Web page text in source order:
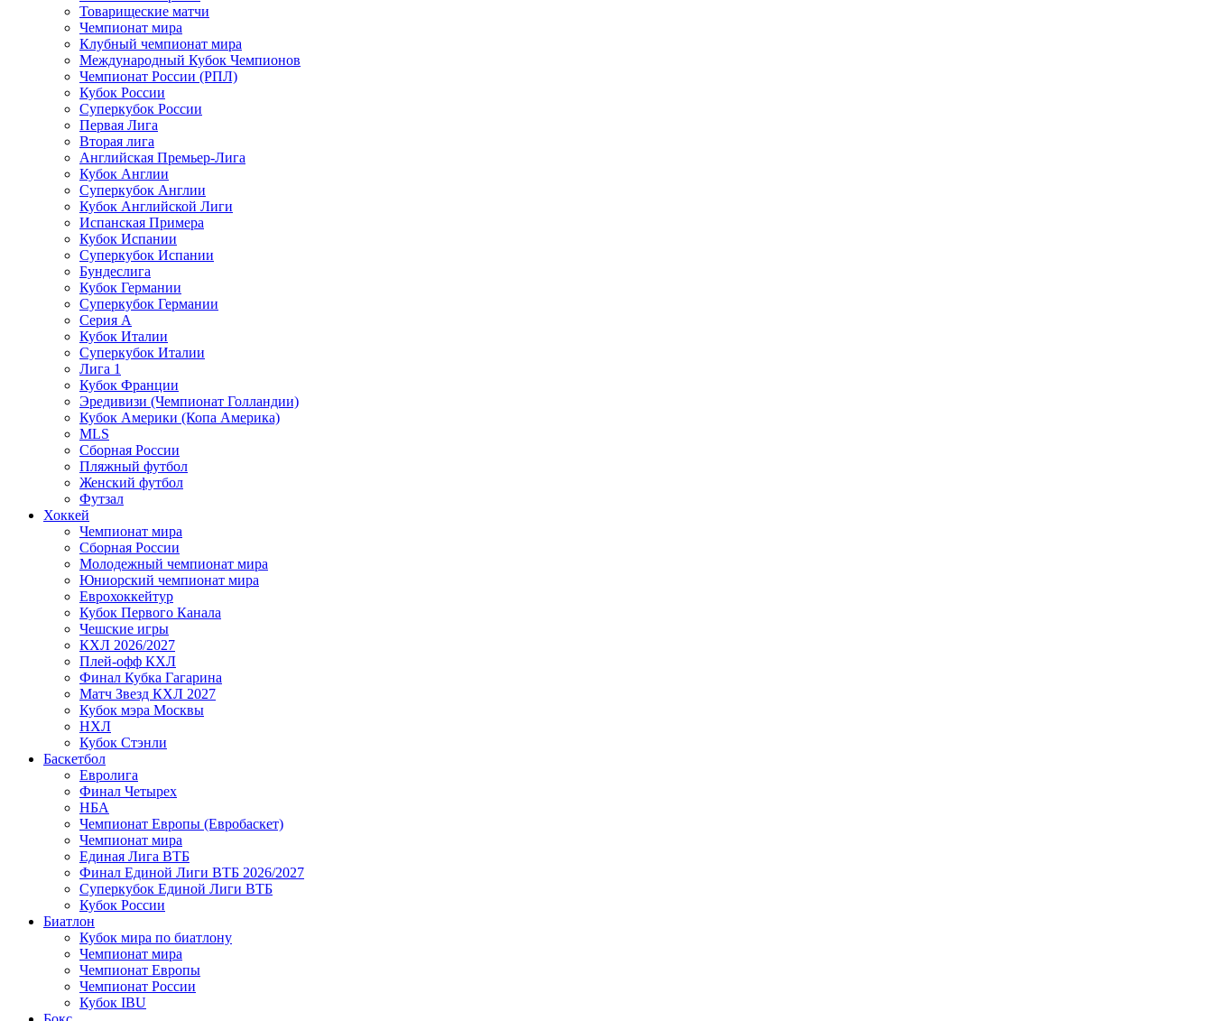
Товарищеские матчи
Чемпионат мира
Клубный чемпионат мира
Международный Кубок Чемпионов
Чемпионат России (РПЛ)
Кубок России
Суперкубок России
Первая Лига
Вторая лига
Английская Премьер-Лига
Кубок Англии
Суперкубок Англии
Кубок Английской Лиги
Испанская Примера
Кубок Испании
Суперкубок Испании
Бундеслига
Кубок Германии
Суперкубок Германии
Серия А
Кубок Италии
Суперкубок Италии
Лига 1
Кубок Франции
Эредивизи (Чемпионат Голландии)
Кубок Америки (Копа Америка)
MLS
Сборная России
Пляжный футбол
Женский футбол
Футзал
Хоккей
Чемпионат мира
Сборная России
Молодежный чемпионат мира
Юниорский чемпионат мира
Еврохоккейтур
Кубок Первого Канала
Чешские игры
КХЛ 2026/2027
Плей-офф КХЛ
Финал Кубка Гагарина
Матч Звезд КХЛ 2027
Кубок мэра Москвы
НХЛ
Кубок Стэнли
Баскетбол
Евролига
Финал Четырех
НБА
Чемпионат Европы (Евробаскет)
Чемпионат мира
Единая Лига ВТБ
Финал Единой Лиги ВТБ 2026/2027
Суперкубок Единой Лиги ВТБ
Кубок России
Биатлон
Кубок мира по биатлону
Чемпионат мира
Чемпионат Европы
Чемпионат России
Кубок IBU